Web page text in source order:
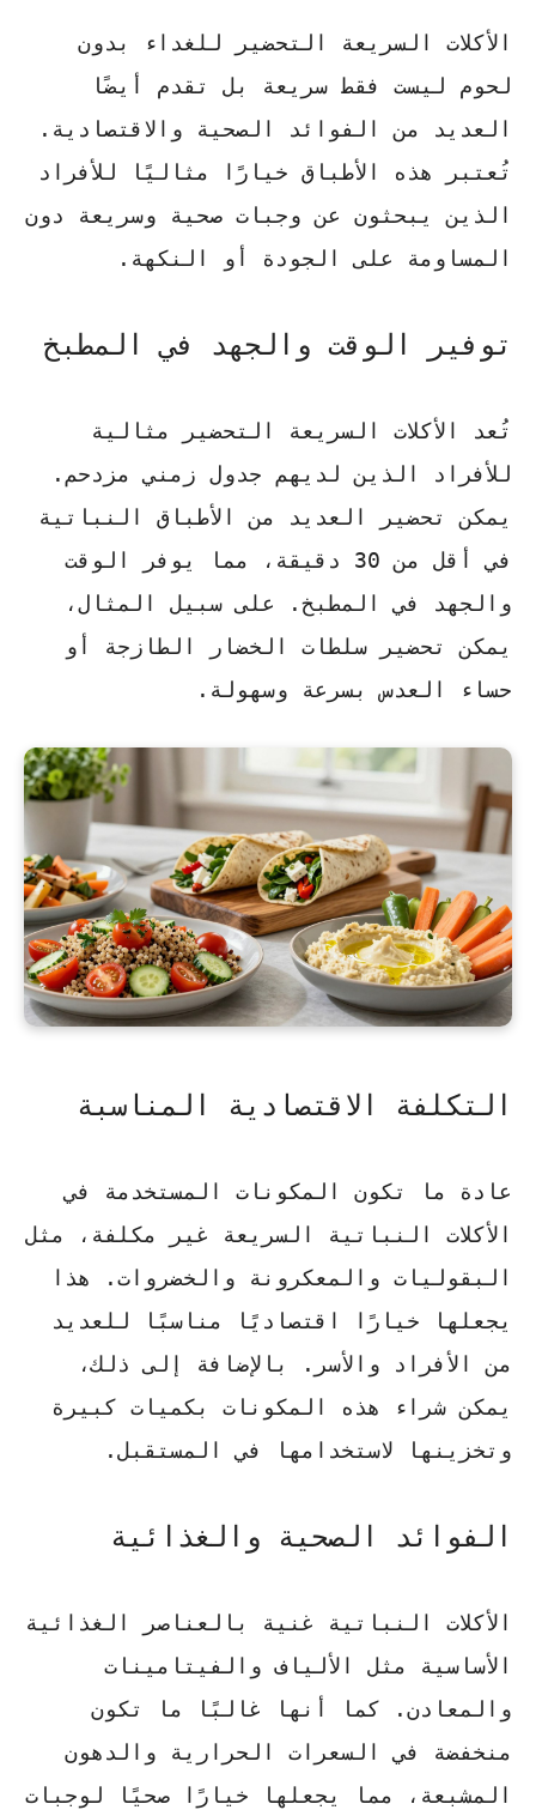
الأكلات السريعة التحضير للغداء بدون
لحوم ليست فقط سريعة بل تقدم أيضًا
العديد من الفوائد الصحية والاقتصادية.
تُعتبر هذه الأطباق خيارًا مثاليًا للأفراد
الذين يبحثون عن وجبات صحية وسريعة دون
المساومة على الجودة أو النكهة.
توفير الوقت والجهد في المطبخ
تُعد الأكلات السريعة التحضير مثالية
للأفراد الذين لديهم جدول زمني مزدحم.
يمكن تحضير العديد من الأطباق النباتية
في أقل من 30 دقيقة، مما يوفر الوقت
والجهد في المطبخ. على سبيل المثال،
يمكن تحضير سلطات الخضار الطازجة أو
حساء العدسبسرعة وسهولة.
التكلفة الاقتصادية المناسبة
عادة ما تكون المكونات المستخدمة في
الأكلات النباتية السريعة غير مكلفة، مثل
البقوليات والمعكرونة والخضروات. هذا
يجعلها خيارًا اقتصاديًا مناسبًا للعديد
من الأفراد والأسر. بالإضافة إلى ذلك،
يمكن شراء هذه المكونات بكميات كبيرة
وتخزينها لاستخدامها في المستقبل.
الفوائد الصحية والغذائية
الأكلات النباتية غنية بالعناصر الغذائية
الأساسية مثل الألياف والفيتامينات
والمعادن. كما أنها غالبًا ما تكون
منخفضة في السعرات الحرارية والدهون
المشبعة، مما يجعلها خيارًا صحيًا لوجبات